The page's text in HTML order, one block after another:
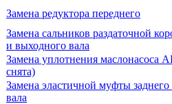
Замена редуктора переднего
Замена сальников раздаточной
и выходного вала
Замена уплотнения
снята)
Замена эластичной муфты заднего
вала